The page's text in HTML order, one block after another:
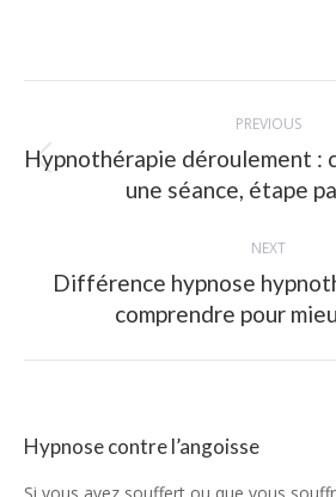
PREVIOUS
post:
Hypnothérapie déroulement :
une séance, étape
NEXT
Next
post:
Différence hypnose
comprendre pour
Hypnose contre l’angoisse
Si vous avez souffert ou que vous